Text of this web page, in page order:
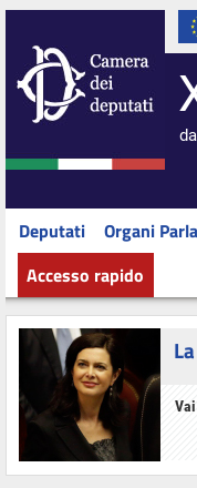
Deputati Organi
Accesso rapido